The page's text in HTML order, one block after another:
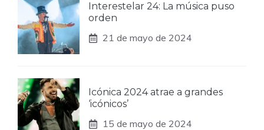
Interestelar 24: La música puso
orden
21 de mayo de 2024
Icónica 2024 atrae a grandes
‘icónicos’
15 de mayo de 2024